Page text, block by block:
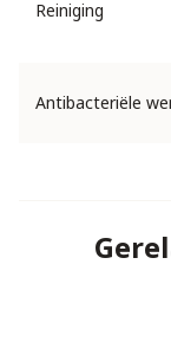
Reiniging
Antibacteriële